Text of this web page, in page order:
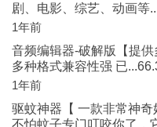
剧、电影、综艺、动画等
1年前
音频编辑器-破解版【提
多种格式兼容性强 已
1年前
驱蚊神器【 一款非常神
不怕蚊子专门叮咬你了，